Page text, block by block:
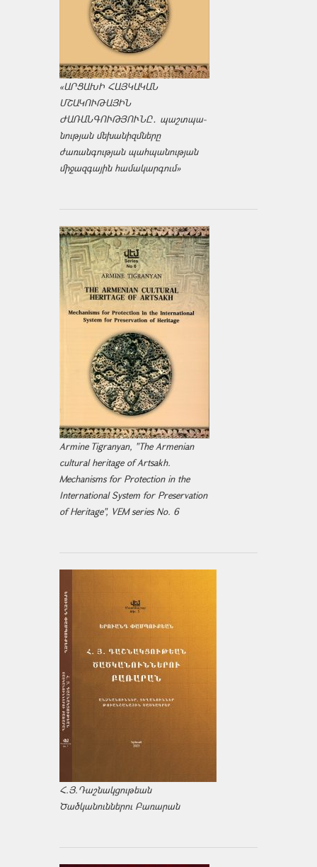
«ԱՐՑԱԽԻ ՀԱՅԿԱԿԱՆ
ՄՇԱԿՈՒԹԱՅԻՆ
ԺԱՌԱՆԳՈՒԹՅՈՒՆԸ․ պաշտպա­
նության մեխանիզմները
ժառանգության պահպանության
միջազ­գային համակարգում»
Armine Tigranyan, "The Armenian
cultural heritage of Artsakh.
Mechanisms for Protection in the
International System for Preservation
of Heritage", VEM series No. 6
Հ.Յ.Դաշնակցութեան
Ծածկանուններու Բառարան